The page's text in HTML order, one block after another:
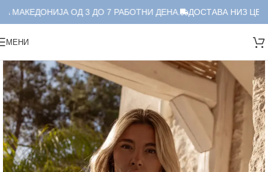
МАКЕДОНИЈА ОД 3 ДО 7 РАБОТНИ ДЕНА. ДОСТАВА НИЗ
МЕНИ